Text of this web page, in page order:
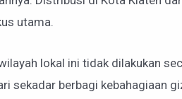
utama.
lokal ini tidak dilakukan
sekadar berbagi kebahagiaan